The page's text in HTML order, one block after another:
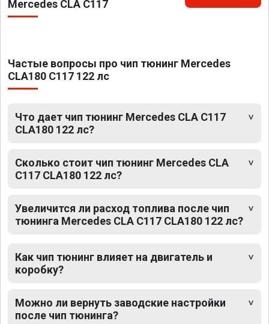
Mercedes CLA C117
Частые вопросы про чип тюнинг Mercedes
CLA180 C117 122 лс
Что дает чип тюнинг Mercedes CLA C117
CLA180 122 лс?
Сколько стоит чип тюнинг Mercedes CLA
C117 CLA180 122 лс?
Увеличится ли расход топлива после чип
тюнинга Mercedes CLA C117 CLA180 122 лс?
Как чип тюнинг влияет на двигатель и
коробку?
Можно ли вернуть заводские настройки
после чип тюнинга?